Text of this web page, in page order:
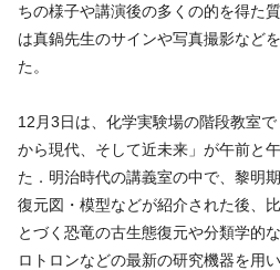
ちの様子や講演後の多くの的を得た
は真鍋先生のサインや写真撮影など
た。
12月3日は、化学実験場の階段教室
から現代、そして近未来」が午前と
た．明治時代の講義室の中で、黎明
復元図・模型などが紹介された後、
とづく恐竜の古生態復元や分類学的な
ロトロンなどの最新の研究機器を用